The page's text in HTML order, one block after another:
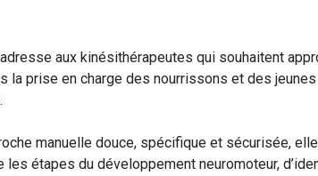
aux kinésithérapeutes qui souhaitent
la prise en charge des nourrissons et des
manuelle douce, spécifique et sécurisée,
les étapes du développement neuromoteur,